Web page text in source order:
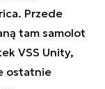
Przede
tam samolot
VSS Unity,
ostatnie